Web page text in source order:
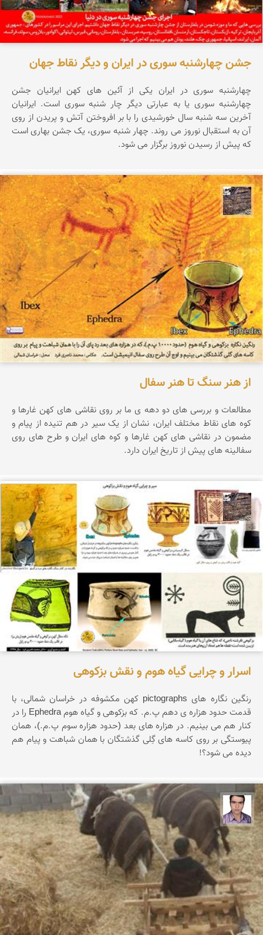
جشن چهارشنبه سوری در ایران و دیگر نقاط جهان
چهارشنبه سوری در ایران یکی از آئین های کهن ایرانیان جشن
چهارشنبه سوری یا به عبارتی دیگر چار شنبه سوری است. ایرانیان
آخرین سه شنبه سال خورشیدی را با بر افروختن آتش و پریدن از روی
آن به استقبال نوروز می روند. چهار شنبه سوری، یک جشن بهاری است
که پیش از رسیدن نوروز برگزار می شود.
محمد ناصری فرد
از هنر سنگ تا هنر سفال
مطالعات و بررسی های دو دهه ی ما بر روی نقاشی های کهن غارها و
کوه های نقاط مختلف ایران، نشان از یک سیر در هم تنیده از پیام و
مضمون در نقاشی های کهن غارها و کوه های ایران و طرح های روی
سفالینه های پیش از تاریخ ایران دارد.
محمد ناصری فرد
اسرار و چرایی گیاه هوم و نقش بزکوهی
رنگین نگاره های pictographs کهن مکشوفه در خراسان شمالی، با
قدمت حدود هزاره ی دهم پ.م. که بزکوهی و گیاه هوم Ephedra را در
کنار هم می بینیم. در هزاره های بعد (حدود هزاره سوم پ.م.)، همان
پیوستگی بر روی کاسه های گِلی گذشتگان با همان شباهت و پیام هم
دیده می شود؟!
حسن صفری